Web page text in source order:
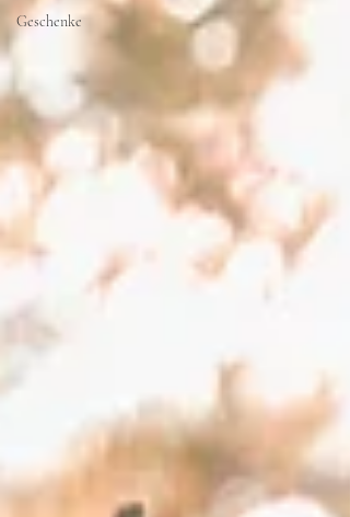
Geschenke